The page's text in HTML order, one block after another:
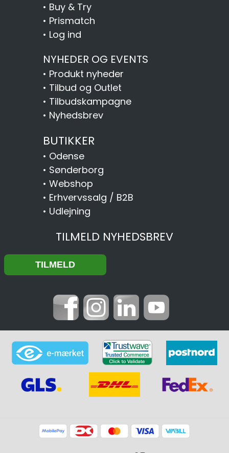
• Buy & Try
• Prismatch
• Log ind
NYHEDER OG EVENTS
• Produkt nyheder
• Tilbud og Outlet
• Tilbudskampagne
• Nyhedsbrev
BUTIKKER
• Odense
• Sønderborg
• Webshop
• Erhvervssalg / B2B
• Udlejning
TILMELD NYHEDSBREV